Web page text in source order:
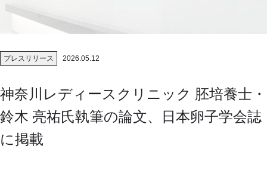
プレスリリース 2026.05.12
神奈川レディースクリニック 胚培養士・
鈴木 亮祐氏執筆の論文、日本卵子学会誌
に掲載